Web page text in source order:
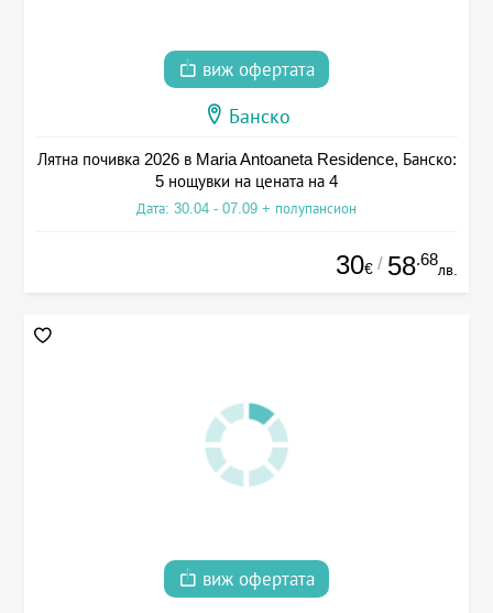
виж офертата
Банско
Лятна почивка 2026 в Maria Antoaneta Residence, Банско:
5 нощувки на цената на 4
Дата: 30.04 - 07.09 + полупансион
30€ / 58.68
лв.
виж офертата